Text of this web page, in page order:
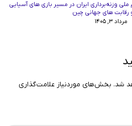
وزنه‌برداری ایران در مسیر بازی های آسیایی
و رقابت های جهانی چین
مرداد ۳, ۱۴۰۵
شد. بخش‌های موردنیاز علامت‌گذاری